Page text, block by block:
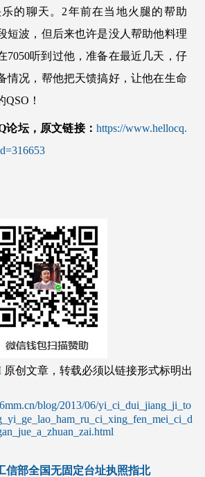
的聊天。2年前在当地火腿的帮助
短波，但后来也许是没人帮助他料理
7050听到过他，准备在最近几天，仔
情况，帮他把天馈搞好，让他在生命
！
论坛，原文链接： https://www.hellocq.
原创文章，转载必须以链接形式标明出
blog/2013/06/yi_ci_dui_jiang_ji_to
信部全国无固定台址执照指北